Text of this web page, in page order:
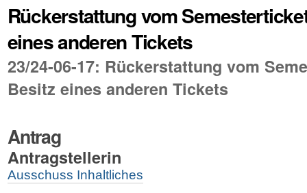
Rückerstattung vom
eines anderen Tickets
23/24-06-17: Rückerstattung vom
Besitz eines anderen Tickets
Antrag
Antragstellerin
Ausschuss Inhaltliches